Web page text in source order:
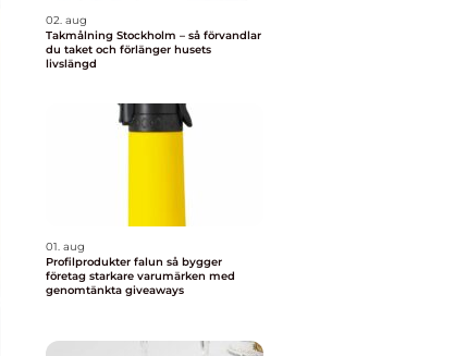
02. aug
Takmålning Stockholm – så förvandlar
du taket och förlänger husets
livslängd
01. aug
Profilprodukter falun så bygger
företag starkare varumärken med
genomtänkta giveaways